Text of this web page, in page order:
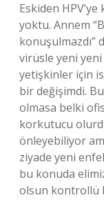
Eskiden
yoktu. Annem
konuşulmazdı”
virüsle yeni
yetişkinler için
bir değişimdi.
olmasa belki
korkutucu
önleyebiliyor
ziyade yeni
bu konuda
olsun kontrollü